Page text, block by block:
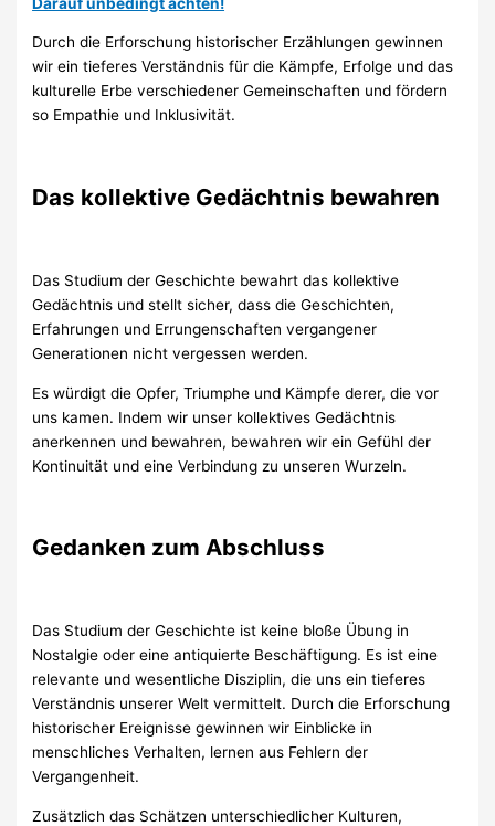
Durch die Erforschung historischer Erzählungen gewinnen
wir ein tieferes Verständnis für die Kämpfe, Erfolge und das
kulturelle Erbe verschiedener Gemeinschaften und fördern
so Empathie und Inklusivität.
Das kollektive Gedächtnis bewahren
Das Studium der Geschichte bewahrt das kollektive
Gedächtnis und stellt sicher, dass die Geschichten,
Erfahrungen und Errungenschaften vergangener
Generationen nicht vergessen werden.
Es würdigt die Opfer, Triumphe und Kämpfe derer, die vor
uns kamen. Indem wir unser kollektives Gedächtnis
anerkennen und bewahren, bewahren wir ein Gefühl der
Kontinuität und eine Verbindung zu unseren Wurzeln.
Gedanken zum Abschluss
Das Studium der Geschichte ist keine bloße Übung in
Nostalgie oder eine antiquierte Beschäftigung. Es ist eine
relevante und wesentliche Disziplin, die uns ein tieferes
Verständnis unserer Welt vermittelt. Durch die Erforschung
historischer Ereignisse gewinnen wir Einblicke in
menschliches Verhalten, lernen aus Fehlern der
Vergangenheit.
Zusätzlich das Schätzen unterschiedlicher Kulturen,